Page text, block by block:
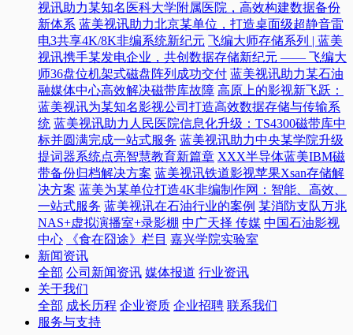
视讯助力某知名医科大学附属医院，高效构建数据备份
新体系 蓝美视讯助力北京某单位，打造桌面级超静音雷
电3共享4K/8K非编系统新纪元 飞编大师存储系列 | 蓝美
视讯携手某发电企业，共创数据存储新纪元 —— 飞编大
师36盘位机架式磁盘阵列成功交付 蓝美视讯助力某石油
融媒体中心高效解决磁带库故障 高原上的影视新飞跃：
蓝美视讯为某知名影视公司打造高效数据存储与传输系
统 蓝美视讯助力人民医院信息化升级：TS4300磁带库中
标并圆满完成一站式服务 蓝美视讯助力中央某学院升级
提词器系统点亮智慧教育新篇章 XXX半导体蓝美IBM磁
带备份归档解决方案 蓝美视讯铁道影视苹果Xsan存储解
决方案 蓝美为某单位打造4K非编制作网：智能、高效、
一站式服务 蓝美视讯在石油行业的案例 某消防支队万兆
NAS+虚拟演播室+录影棚 中广天择 传媒 中国石油影视
中心
《食在囧途》栏目 嘉兴学院实验室
新闻资讯
全部 公司新闻资讯 媒体报道 行业资讯
关于我们
全部 成长历程 企业资质 企业招聘 联系我们
服务与支持